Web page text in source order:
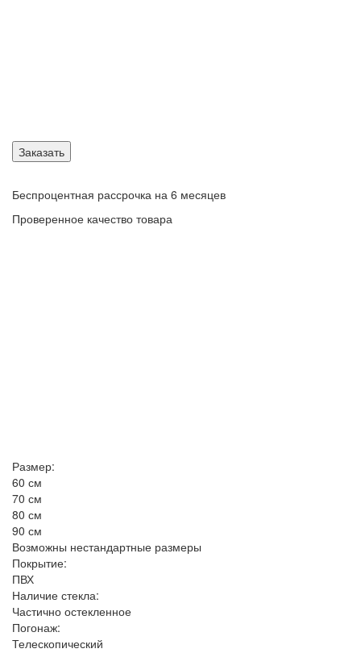
Заказать
Беспроцентная рассрочка на 6 месяцев
Проверенное качество товара
Размер:
60 см
70 см
80 см
90 см
Возможны нестандартные размеры
Покрытие:
ПВХ
Наличие стекла:
Частично остекленное
Погонаж:
Телескопический